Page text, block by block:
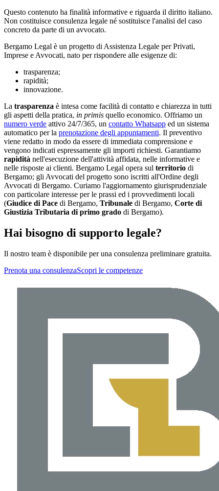
Questo contenuto ha finalità informative e riguarda il diritto italiano.
Non costituisce consulenza legale né sostituisce l'analisi del caso
concreto da parte di un avvocato.
Bergamo Legal è un progetto di Assistenza Legale per Privati,
Imprese e Avvocati, nato per rispondere alle esigenze di:
trasparenza;
rapidità;
innovazione.
La trasparenza è intesa come facilità di contatto e chiarezza in tutti
gli aspetti della pratica, in primis quello economico. Offriamo un
numero verde attivo 24/7/365, un contatto Whatsapp ed un sistema
automatico per la prenotazione degli appuntamenti. Il preventivo
viene redatto in modo da essere di immediata comprensione e
vengono indicati espressamente gli importi richiesti. Garantiamo
rapidità nell'esecuzione dell'attività affidata, nelle informative e
nelle risposte ai clienti. Bergamo Legal opera sul territorio di
Bergamo; gli Avvocati del progetto sono iscritti all'Ordine degli
Avvocati di Bergamo. Curiamo l'aggiornamento giurisprudenziale
con particolare interesse per le prassi ed i provvedimenti locali
(Giudice di Pace di Bergamo, Tribunale di Bergamo, Corte di
Giustizia Tributaria di primo grado di Bergamo).
Hai bisogno di supporto legale?
Il nostro team è disponibile per una consulenza preliminare gratuita.
Prenota una consulenzaScopri le competenze